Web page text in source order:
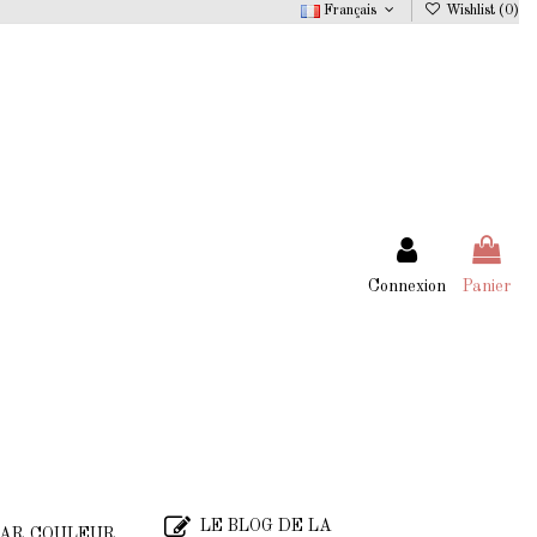
Français Wishlist (0)
Connexion Panier
LE BLOG DE LA